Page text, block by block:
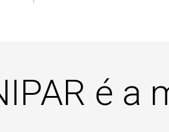
é a